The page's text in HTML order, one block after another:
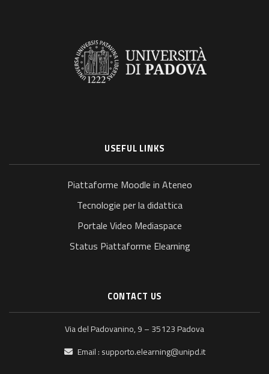
USEFUL LINKS
Piattaforme Moodle in Ateneo
Tecnologie per la didattica
Portale Video Mediaspace
Status Piattaforme Elearning
CONTACT US
Via del Padovanino, 9 – 35123 Padova
Email : supporto.elearning@unipd.it